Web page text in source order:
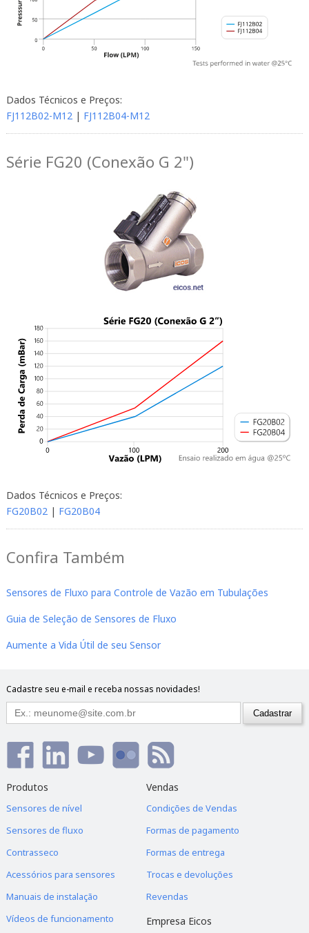
Dados Técnicos e Preços:
FJ112B02-M12| FJ112B04-M12
Série FG20 (Conexão G 2")
Dados Técnicos e Preços:
FG20B02| FG20B04
Confira Também
Sensores de Fluxo para Controle de Vazão em Tubulações
Guia de Seleção de Sensores de Fluxo
Aumente a Vida Útil de seu Sensor
Cadastre seu e-mail e receba nossas novidades!
Produtos
Sensores de nível
Sensores de fluxo
Contrasseco
Acessórios para sensores
Manuais de instalação
Vídeos de funcionamento
Vendas
Condições de Vendas
Formas de pagamento
Formas de entrega
Trocas e devoluções
Revendas
Empresa Eicos